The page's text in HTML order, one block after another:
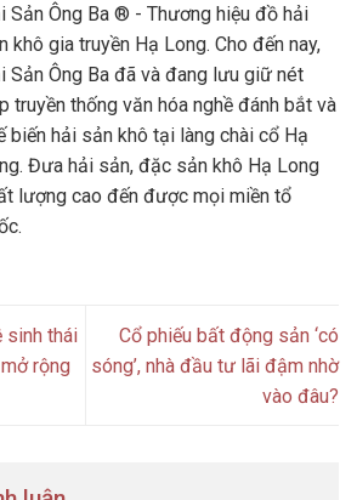
Sản Ông Ba ® - Thương hiệu đồ hải
khô gia truyền Hạ Long. Cho đến nay,
Sản Ông Ba đã và đang lưu giữ nét
truyền thống văn hóa nghề đánh bắt và
biến hải sản khô tại làng chài cổ Hạ
Đưa hải sản, đặc sản khô Hạ Long
lượng cao đến được mọi miền tổ
sinh thái
rộng
Cổ phiếu bất động sản ‘có
sóng’, nhà đầu tư lãi đậm nhờ
vào đâu?